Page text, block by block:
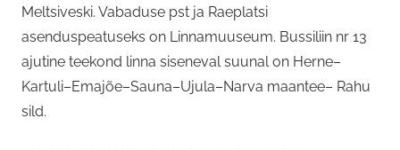
Meltsiveski. Vabaduse pst ja Raeplatsi
asenduspeatuseks on Linnamuuseum. Bussiliin nr 13
ajutine teekond linna siseneval suunal on Herne–
Kartuli–Emajõe–Sauna–Ujula–Narva maantee– Rahu
sild.